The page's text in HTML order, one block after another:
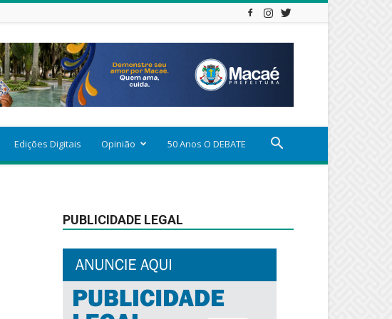
Edições Digitais Opinião 50 Anos O DEBATE
PUBLICIDADE LEGAL